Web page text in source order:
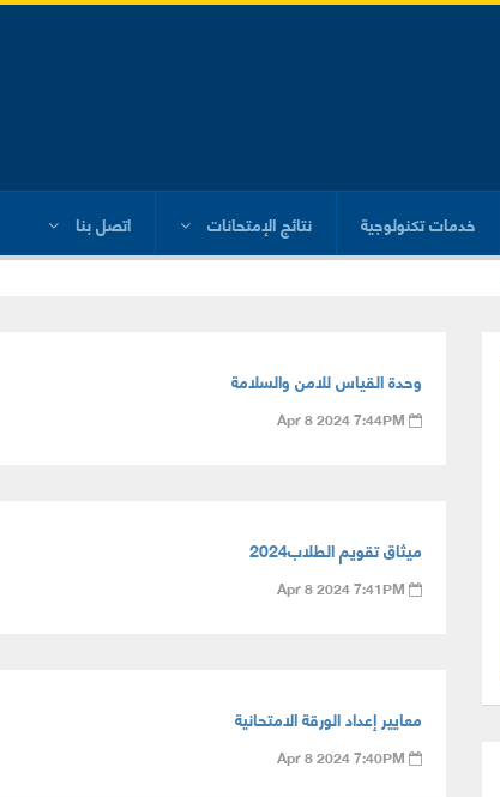
خدمات تكنولوجية نتائج الإمتحانات اتصل بنا
وحدة القياس للامن والسلامة
Apr 8 2024 7:44PM
ميثاق تقويم الطلاب2024
Apr 8 2024 7:41PM
معايير إعداد الورقة الامتحانية
Apr 8 2024 7:40PM